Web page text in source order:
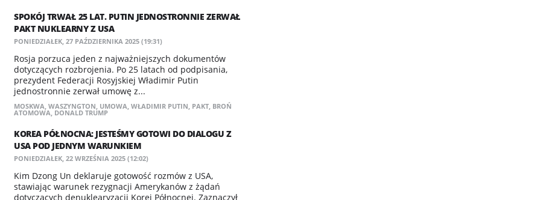
SPOKÓJ TRWAŁ 25 LAT. PUTIN JEDNOSTRONNIE ZERWAŁ
PAKT NUKLEARNY Z USA
PONIEDZIAŁEK, 27 PAŹDZIERNIKA 2025 (19:31)
Rosja porzuca jeden z najważniejszych dokumentów
dotyczących rozbrojenia. Po 25 latach od podpisania,
prezydent Federacji Rosyjskiej Władimir Putin
jednostronnie zerwał umowę z...
MOSKWA, WASZYNGTON, UMOWA, WŁADIMIR PUTIN, PAKT, BROŃ
ATOMOWA, DONALD TRUMP
KOREA PÓŁNOCNA: JESTEŚMY GOTOWI DO DIALOGU Z
USA POD JEDNYM WARUNKIEM
PONIEDZIAŁEK, 22 WRZEŚNIA 2025 (12:02)
Kim Dzong Un deklaruje gotowość rozmów z USA,
stawiając warunek rezygnacji Amerykanów z żądań
dotyczących denuklearyzacji Korei Północnej. Zaznaczył